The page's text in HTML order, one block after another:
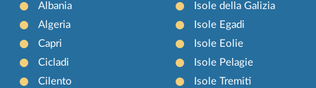
Albania
Algeria
Capri
Cicladi
Cilento
Isole della Galizia
Isole Egadi
Isole Eolie
Isole Pelagie
Isole Tremiti